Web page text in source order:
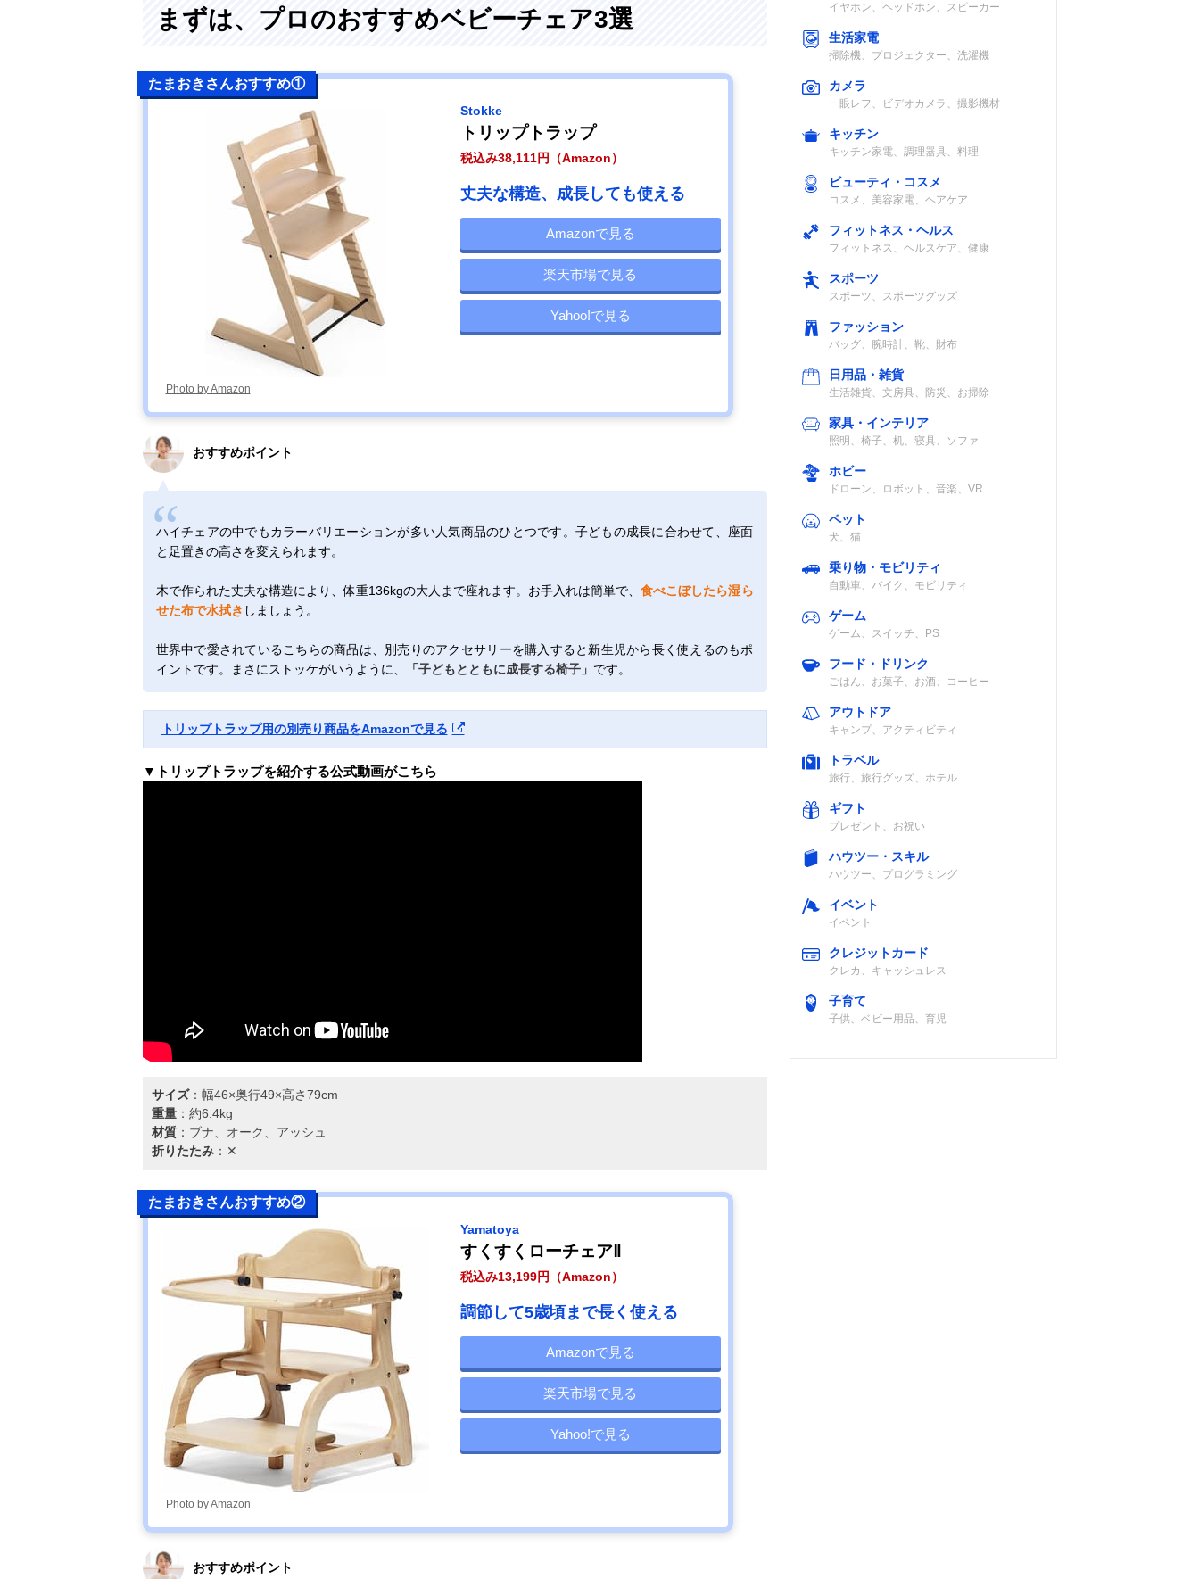
まずは、プロのおすすめベビーチェア3選
たまおきさんおすすめ①
Photo by Amazon
Stokke
トリップトラップ
税込み38,111円（Amazon）
丈夫な構造、成長しても使える
Amazonで見る
楽天市場で見る
Yahoo!で見る
おすすめポイント
ハイチェアの中でもカラーバリエーションが多い人気商品のひとつです。子どもの成長に合わせて、座面
と足置きの高さを変えられます。
木で作られた丈夫な構造により、体重136kgの大人まで座れます。お手入れは簡単で、食べこぼしたら湿ら
せた布で水拭き しましょう。
世界中で愛されているこちらの商品は、別売りのアクセサリーを購入すると新生児から長く使えるのもポ
イントです。まさにストッケがいうように、
「子どもとともに成長する椅子」 です。
トリップトラップ用の別売り商品をAmazonで見る
▼トリップトラップを紹介する公式動画がこちら
サイズ：幅46×奥行49×高さ79cm
重量：約6.4kg
材質：ブナ、オーク、アッシュ
折りたたみ：✕
たまおきさんおすすめ②
Photo by Amazon
Yamatoya
すくすくローチェアⅡ
税込み13,199円（Amazon）
調節して5歳頃まで長く使える
Amazonで見る
楽天市場で見る
Yahoo!で見る
おすすめポイント
イヤホン、ヘッドホン、スピーカー
生活家電
掃除機、プロジェクター、洗濯機
カメラ
一眼レフ、ビデオカメラ、撮影機材
キッチン
キッチン家電、調理器具、料理
ビューティ・コスメ
コスメ、美容家電、ヘアケア
フィットネス・ヘルス
フィットネス、ヘルスケア、健康
スポーツ
スポーツ、スポーツグッズ
ファッション
バッグ、腕時計、靴、財布
日用品・雑貨
生活雑貨、文房具、防災、お掃除
家具・インテリア
照明、椅子、机、寝具、ソファ
ホビー
ドローン、ロボット、音楽、VR
ペット
犬、猫
乗り物・モビリティ
自動車、バイク、モビリティ
ゲーム
ゲーム、スイッチ、PS
フード・ドリンク
ごはん、お菓子、お酒、コーヒー
アウトドア
キャンプ、アクティビティ
トラベル
旅行、旅行グッズ、ホテル
ギフト
プレゼント、お祝い
ハウツー・スキル
ハウツー、プログラミング
イベント
イベント
クレジットカード
クレカ、キャッシュレス
子育て
子供、ベビー用品、育児